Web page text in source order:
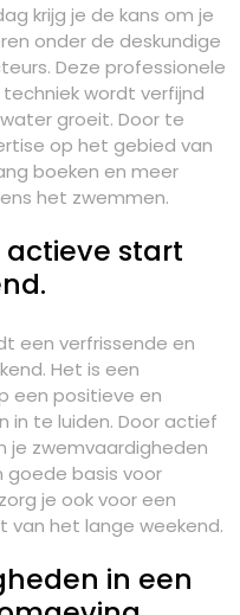
krijg je de kans om je
onder de deskundige
Deze professionele
wordt verfijnd
groeit. Door te
op het gebied van
boeken en meer
het zwemmen.
actieve start
een verfrissende en
Het is een
een positieve en
in te luiden. Door actief
je zwemvaardigheden
goede basis voor
je ook voor een
van het lange weekend.
in een